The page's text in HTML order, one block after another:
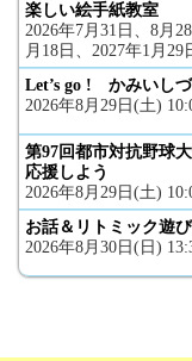
楽しい絵手紙教室
2026年7月31日、8月
月18日、2027年1月
Let’s go ! かみいし
2026年8月29日(土)
第97回都市対抗野球
応援しよう
2026年8月29日(土)
お話＆リトミック遊
2026年8月30日(日)